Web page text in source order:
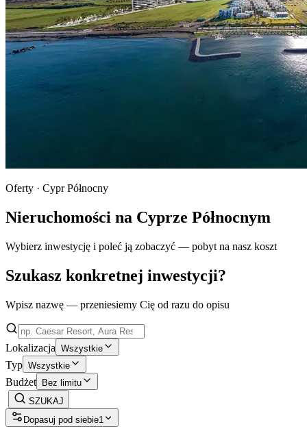
Oferty · Cypr Północny
Nieruchomości na Cyprze Północnym
Wybierz inwestycję i poleć ją zobaczyć — pobyt na nasz koszt
Szukasz konkretnej inwestycji?
Wpisz nazwę — przeniesiemy Cię od razu do opisu
Lokalizacja Wszystkie
Typ Wszystkie
Budżet Bez limitu
SZUKAJ
Dopasuj pod siebie1